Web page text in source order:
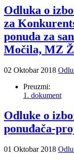
Odluka o
za
ponuda za
Močila, MZ
02 Oktobar 2018
Preuzmi:
1. dokument
Odluke o
ponuđača-
01 Oktobar 2018